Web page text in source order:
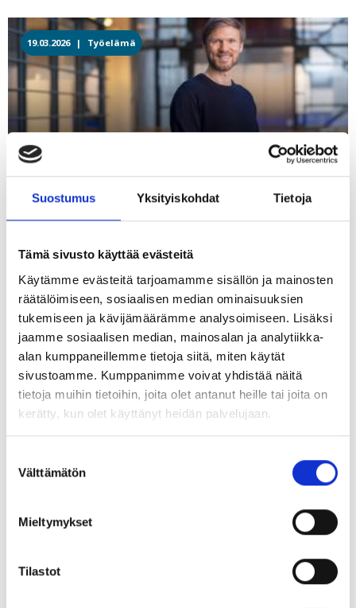
Suostumus Yksityiskohdat Tietoja
Tämä sivusto käyttää evästeitä
Käytämme evästeitä tarjoamamme sisällön ja mainosten
räätälöimiseen, sosiaalisen median ominaisuuksien
tukemiseen ja kävijämäärämme analysoimiseen. Lisäksi
jaamme sosiaalisen median, mainosalan ja analytiikka-
alan kumppaneillemme tietoja siitä, miten käytät
sivustoamme. Kumppanimme voivat yhdistää näitä
tietoja muihin tietoihin, joita olet antanut heille tai joita on
kerätty, kun olet käyttänyt heidän palvelujaan.
valinta
Välttämätön
Mieltymykset
Tilastot
19.03.2026 | Työelämä
Kone johtajan paikalla
Uusin Työterveyslaitoksen tutkimus
paljastaa: asiantuntijatyön kuormitus
uhkaa jaksamista
02.05.2022 |Työelämä
Teetkö sinäkin harmaata ylityötä?